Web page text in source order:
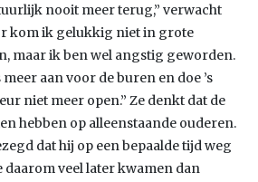
nooit meer terug,” verwacht
kom ik gelukkig niet in grote
maar ik ben wel angstig geworden.
aan voor de buren en doe ’s
niet meer open.” Ze denkt dat de
hebben op alleenstaande ouderen.
dat hij op een bepaalde tijd weg
daarom veel later kwamen dan